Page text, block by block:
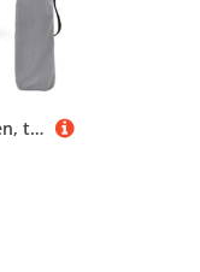
XMT Extra breite Armlehnen, tragbarer Klappstuhl mit Getränkehalter, Kühltasche, strapazierfähiges 600D-Oxford-Gewebe, unterstützt 204 kg, kompakter faltbarer Campingstuhl für Outdoor, Strand